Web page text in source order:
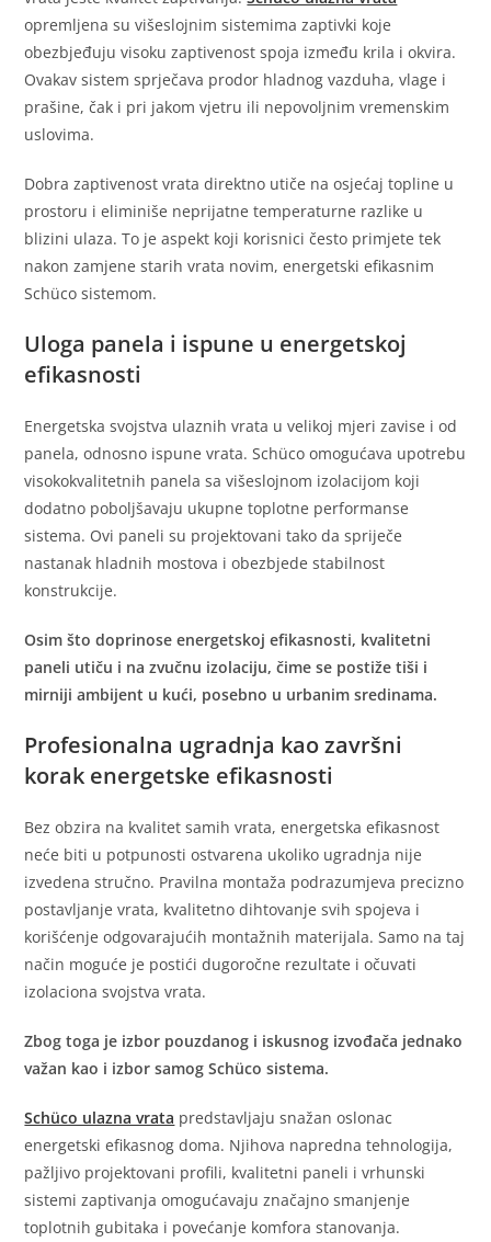
opremljena su višeslojnim sistemima zaptivki koje
obezbjeđuju visoku zaptivenost spoja između krila i okvira.
Ovakav sistem sprječava prodor hladnog vazduha, vlage i
prašine, čak i pri jakom vjetru ili nepovoljnim vremenskim
uslovima.
Dobra zaptivenost vrata direktno utiče na osjećaj topline u
prostoru i eliminiše neprijatne temperaturne razlike u
blizini ulaza. To je aspekt koji korisnici često primjete tek
nakon zamjene starih vrata novim, energetski efikasnim
Schüco sistemom.
Uloga panela i ispune u energetskoj
efikasnosti
Energetska svojstva ulaznih vrata u velikoj mjeri zavise i od
panela, odnosno ispune vrata. Schüco omogućava upotrebu
visokokvalitetnih panela sa višeslojnom izolacijom koji
dodatno poboljšavaju ukupne toplotne performanse
sistema. Ovi paneli su projektovani tako da spriječe
nastanak hladnih mostova i obezbjede stabilnost
konstrukcije.
Osim što doprinose energetskoj efikasnosti, kvalitetni
paneli utiču i na zvučnu izolaciju, čime se postiže tiši i
mirniji ambijent u kući, posebno u urbanim sredinama.
Profesionalna ugradnja kao završni
korak energetske efikasnosti
Bez obzira na kvalitet samih vrata, energetska efikasnost
neće biti u potpunosti ostvarena ukoliko ugradnja nije
izvedena stručno. Pravilna montaža podrazumjeva precizno
postavljanje vrata, kvalitetno dihtovanje svih spojeva i
korišćenje odgovarajućih montažnih materijala. Samo na taj
način moguće je postići dugoročne rezultate i očuvati
izolaciona svojstva vrata.
Zbog toga je izbor pouzdanog i iskusnog izvođača jednako
važan kao i izbor samog Schüco sistema.
Schüco ulazna vrata predstavljaju snažan oslonac
energetski efikasnog doma. Njihova napredna tehnologija,
pažljivo projektovani profili, kvalitetni paneli i vrhunski
sistemi zaptivanja omogućavaju značajno smanjenje
toplotnih gubitaka i povećanje komfora stanovanja.